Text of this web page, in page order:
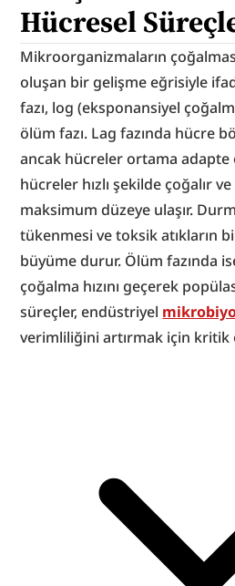
Hücresel
Mikroorganizmaların
oluşan bir gelişme eğrisiyle
fazı, log (eksponansiyel
ölüm fazı. Lag fazında hücre
ancak hücreler ortama adapte
hücreler hızlı şekilde çoğalır
maksimum düzeye ulaşır.
tükenmesi ve toksik atıkların
büyüme durur. Ölüm fazında
çoğalma hızını geçerek
süreçler, endüstriyel
verimliliğini artırmak için kritik